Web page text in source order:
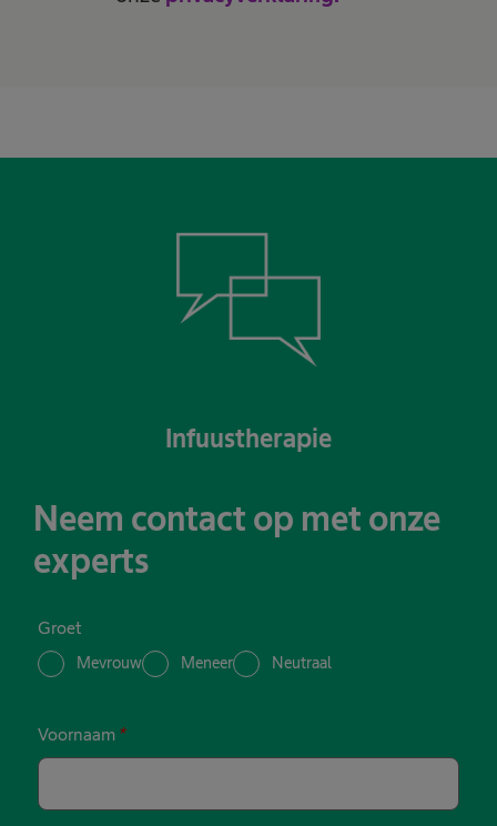
Infuustherapie
Neem contact op met onze
experts
Groet
Mevrouw
Meneer Neutraal
Voornaam *